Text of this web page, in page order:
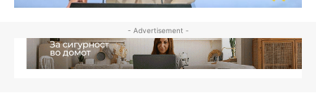
- Advertisement -